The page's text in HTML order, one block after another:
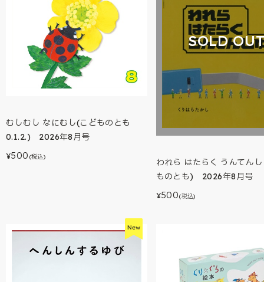
むしむし なにむし(こどものとも
0.1.2.) 2026年8月号
¥500 (税込)
SOLD
われら はたらく うんてん
ものとも) 2026年8月号
¥500(税込)